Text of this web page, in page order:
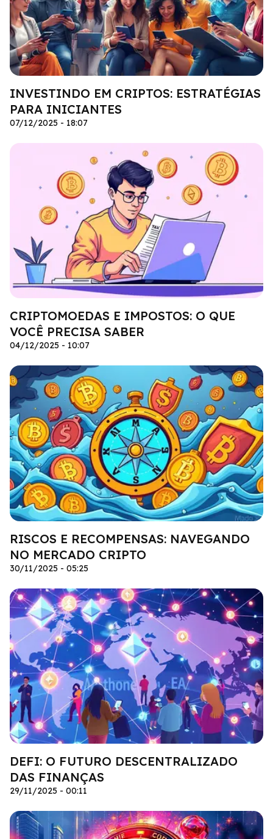
INVESTINDO EM CRIPTOS: ESTRATÉGIAS
PARA INICIANTES
07/12/2025 - 18:07
CRIPTOMOEDAS E IMPOSTOS: O QUE
VOCÊ PRECISA SABER
04/12/2025 - 10:07
RISCOS E RECOMPENSAS: NAVEGANDO
NO MERCADO CRIPTO
30/11/2025 - 05:25
DEFI: O FUTURO DESCENTRALIZADO
DAS FINANÇAS
29/11/2025 - 00:11